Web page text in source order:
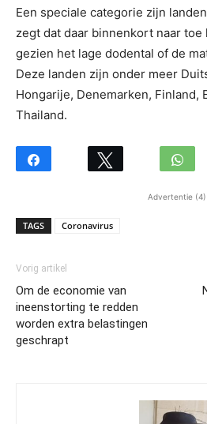
Een speciale categorie zijn
zegt dat daar binnenkort naar
gezien het lage dodental of de
Deze landen zijn onder meer
Hongarije, Denemarken, Finland,
Thailand.
Advertentie (4)
TAGS Coronavirus
Vorig artikel
Om de economie van
ineenstorting te redden
worden extra belastingen
geschrapt